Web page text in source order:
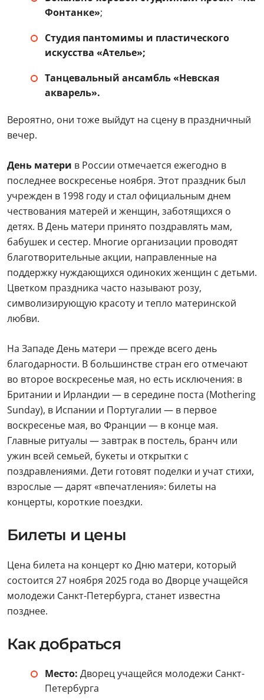
Фонтанке»;
Студия пантомимы и пластического
искусства «Ателье»;
Танцевальный ансамбль «Невская
акварель».
Вероятно, они тоже выйдут на сцену в праздничный
вечер.
День матери в России отмечается ежегодно в
последнее воскресенье ноября. Этот праздник был
учрежден в 1998 году и стал официальным днем
чествования матерей и женщин, заботящихся о
детях. В День матери принято поздравлять мам,
бабушек и сестер. Многие организации проводят
благотворительные акции, направленные на
поддержку нуждающихся одиноких женщин с детьми.
Цветком праздника часто называют розу,
символизирующую красоту и тепло материнской
любви.
На Западе День матери — прежде всего день
благодарности. В большинстве стран его отмечают
во второе воскресенье мая, но есть исключения: в
Британии и Ирландии — в середине поста (Mothering
Sunday), в Испании и Португалии — в первое
воскресенье мая, во Франции — в конце мая.
Главные ритуалы — завтрак в постель, бранч или
ужин всей семьей, букеты и открытки с
поздравлениями. Дети готовят поделки и учат стихи,
взрослые — дарят «впечатления»: билеты на
концерты, короткие поездки.
Билеты и цены
Цена билета на концерт ко Дню матери, который
состоится 27 ноября 2025 года во Дворце учащейся
молодежи Санкт-Петербурга, станет известна
позднее.
Как добраться
Место: Дворец учащейся молодежи Санкт-
Петербурга